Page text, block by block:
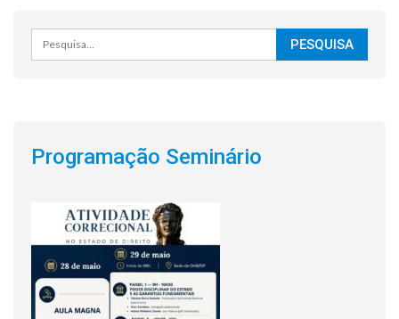
Programação Seminário